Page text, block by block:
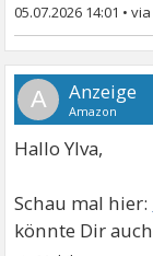
05.07.2026 14:01 •
A
Hallo Ylva,